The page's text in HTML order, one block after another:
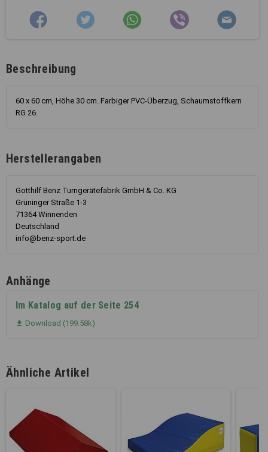
Beschreibung
60 x 60 cm, Höhe 30 cm. Farbiger PVC-Überzug, Schaumstoffkern
RG 26.
Herstellerangaben
Gotthilf Benz Turngerätefabrik GmbH & Co. KG
Grüninger Straße 1-3
71364 Winnenden
Deutschland
info@benz-sport.de
Anhänge
Im Katalog auf der Seite 254
 Download (199.58k)
Ähnliche Artikel